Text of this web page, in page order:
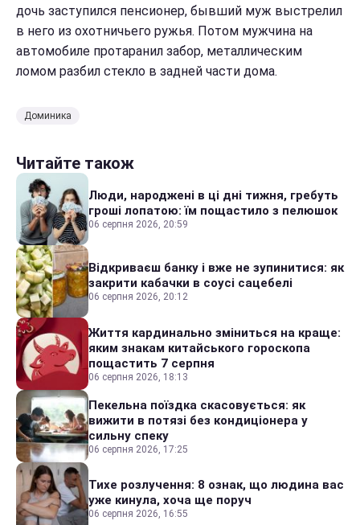
дочь заступился пенсионер, бывший муж выстрелил
в него из охотничьего ружья. Потом мужчина на
автомобиле протаранил забор, металлическим
ломом разбил стекло в задней части дома.
Доминика
Читайте також
Люди, народжені в ці дні тижня, гребуть
гроші лопатою: їм пощастило з пелюшок
06 серпня 2026, 20:59
Відкриваєш банку і вже не зупинитися: як
закрити кабачки в соусі сацебелі
06 серпня 2026, 20:12
Життя кардинально зміниться на краще:
яким знакам китайського гороскопа
пощастить 7 серпня
06 серпня 2026, 18:13
Пекельна поїздка скасовується: як
вижити в потязі без кондиціонера у
сильну спеку
06 серпня 2026, 17:25
Тихе розлучення: 8 ознак, що людина вас
уже кинула, хоча ще поруч
06 серпня 2026, 16:55